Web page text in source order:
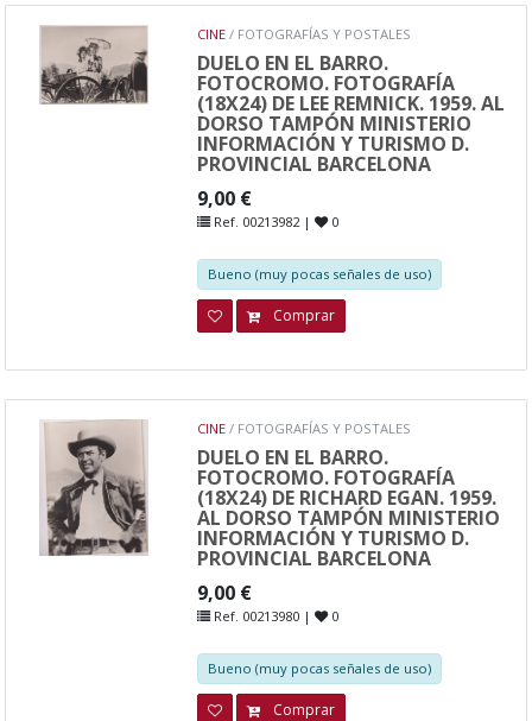
CINE / FOTOGRAFÍAS Y POSTALES
DUELO EN EL BARRO.
FOTOCROMO. FOTOGRAFÍA
(18X24) DE LEE REMNICK. 1959. AL
DORSO TAMPÓN MINISTERIO
INFORMACIÓN Y TURISMO D.
PROVINCIAL BARCELONA
9,00 €
Ref. 00213982 | 0
Bueno (muy pocas señales de uso)
Comprar
CINE / FOTOGRAFÍAS Y POSTALES
DUELO EN EL BARRO.
FOTOCROMO. FOTOGRAFÍA
(18X24) DE RICHARD EGAN. 1959.
AL DORSO TAMPÓN MINISTERIO
INFORMACIÓN Y TURISMO D.
PROVINCIAL BARCELONA
9,00 €
Ref. 00213980 | 0
Bueno (muy pocas señales de uso)
Comprar